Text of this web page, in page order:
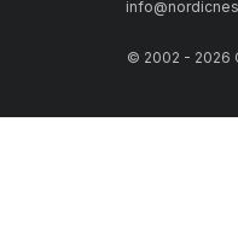
© 2002 - 2026